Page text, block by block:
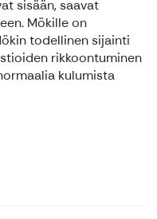
sisään, saavat
Mökille on
todellinen sijainti
rikkoontuminen
kulumista